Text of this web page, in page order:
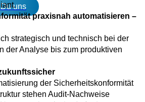
uns
praxisnah automatisieren –
strategisch und technisch bei der
der Analyse bis zum produktiven
der Sicherheitskonformität
stehen Audit-Nachweise